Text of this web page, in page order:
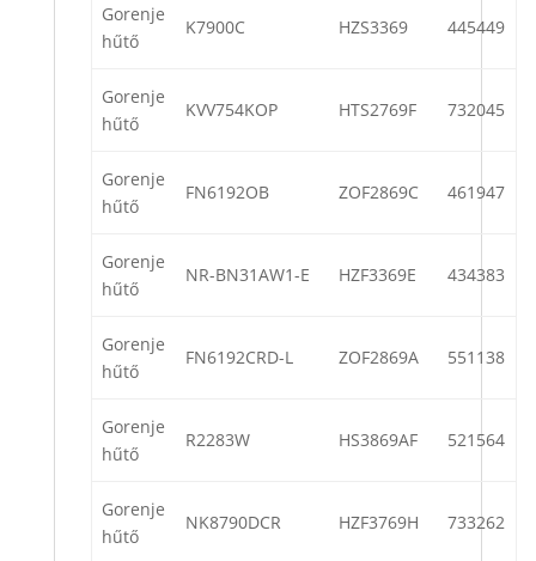
Gorenje
hűtő
K7900C HZS3369 445449
Gorenje
hűtő
KVV754KOP HTS2769F 732045
Gorenje
hűtő
FN6192OB ZOF2869C 461947
Gorenje
hűtő
NR-BN31AW1-E HZF3369E 434383
Gorenje
hűtő
FN6192CRD-L ZOF2869A 551138
Gorenje
hűtő
R2283W HS3869AF 521564
Gorenje
hűtő
NK8790DCR HZF3769H 733262